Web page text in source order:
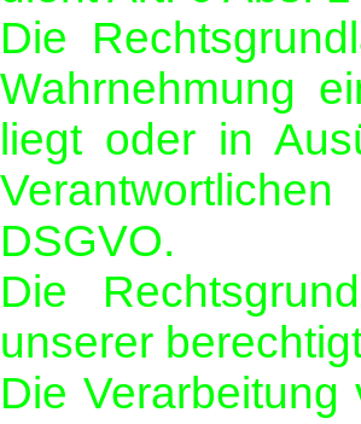
Die
Wahrnehmung
liegt oder in
DSGVO.
Die
unserer
Die